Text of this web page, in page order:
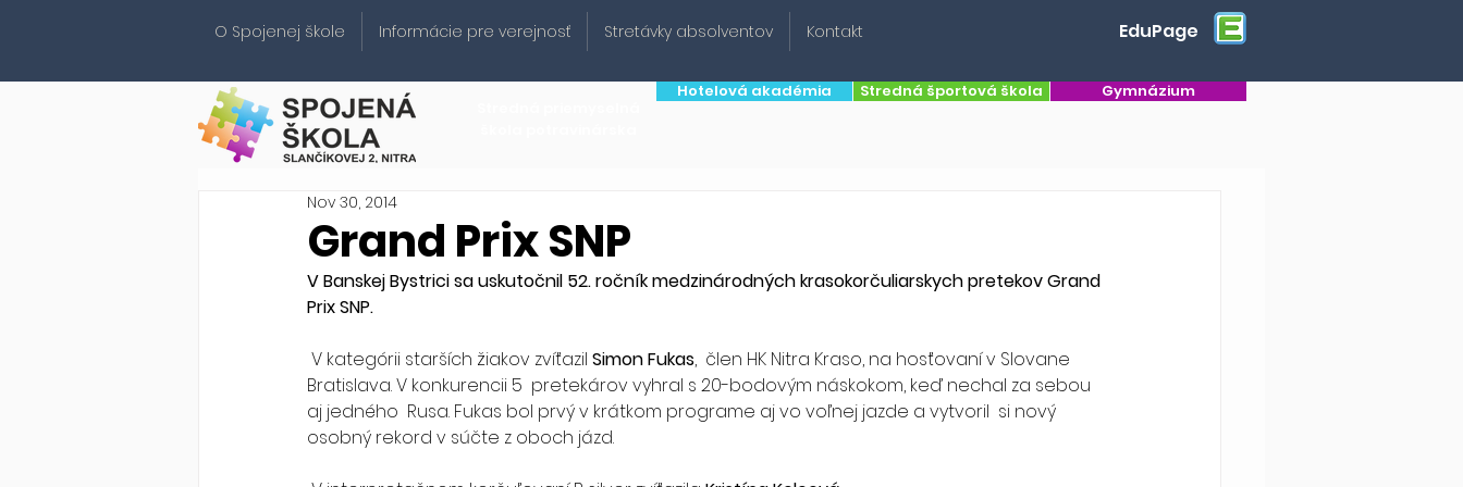
O Spojenej škole Informácie pre verejnosť Stretávky absolventov Kontakt EduPage
Hotelová akadémia Stredná športová škola Gymnázium
Grand Prix SNP
Nov 30, 2014
V Banskej Bystrici sa uskutočnil 52. ročník medzinárodných krasokorčuliarskych pretekov Grand
Prix SNP.
V kategórii starších žiakov zvíťazil Simon Fukas,  člen HK Nitra Kraso, na hosťovaní v Slovane
Bratislava. V konkurencii 5  pretekárov vyhral s 20-bodovým náskokom, keď nechal za sebou
aj jedného  Rusa. Fukas bol prvý v krátkom programe aj vo voľnej jazde a vytvoril  si nový
osobný rekord v súčte z oboch jázd.